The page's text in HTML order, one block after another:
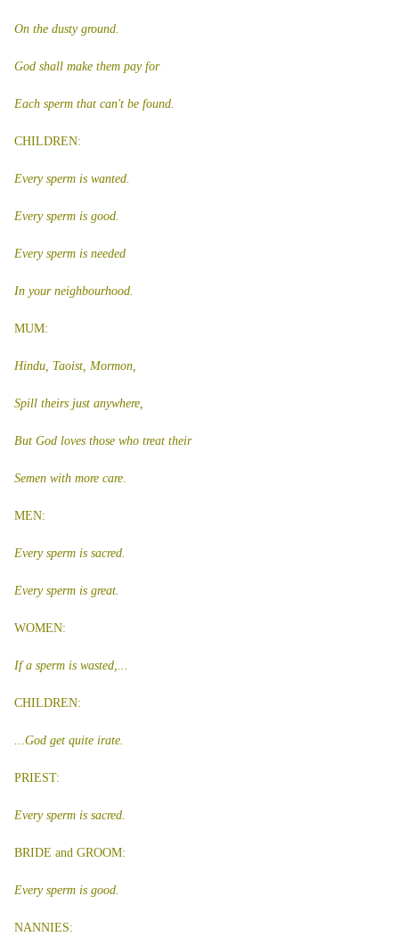
On the dusty ground.
God shall make them pay for
Each sperm that can't be found.
CHILDREN:
Every sperm is wanted.
Every sperm is good.
Every sperm is needed
In your neighbourhood.
MUM:
Hindu, Taoist, Mormon,
Spill theirs just anywhere,
But God loves those who treat their
Semen with more care
MEN:
Every sperm is sacred.
Every sperm is great.
WOMEN:
If a sperm is wasted,...
CHILDREN:
...God get quite irate.
PRIEST:
Every sperm is sacred.
BRIDE and GROOM:
Every sperm is good.
NANNIES: